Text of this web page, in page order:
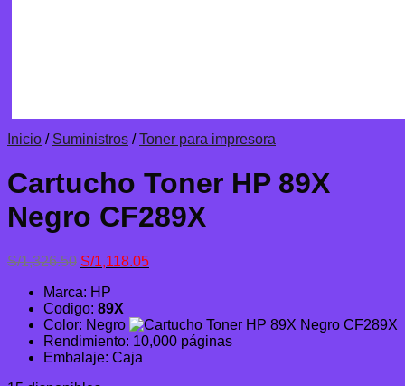
Inicio / Suministros / Toner para impresora
Cartucho Toner HP 89X
Negro CF289X
S/1,326.50 El
original
era:
S/1,326.50.
S/1,118.05El
S/1,118.05.
Marca: HP
Codigo: 89X
Color: Negro
Rendimiento: 10,000 páginas
Embalaje: Caja